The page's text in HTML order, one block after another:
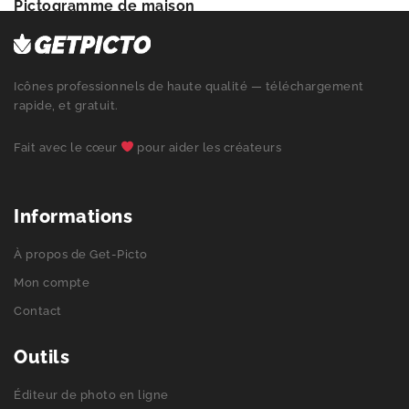
Pictogramme de maison
Icônes professionnels de haute qualité — téléchargement
rapide, et gratuit.
Fait avec le cœur pour aider les créateurs
Informations
À propos de Get-Picto
Mon compte
Contact
Outils
Éditeur de photo en ligne